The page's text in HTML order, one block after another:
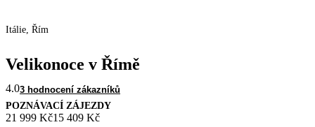
Itálie, Řím
Velikonoce v Římě
4.03 hodnocení zákazníků
POZNÁVACÍ ZÁJEZDY
21 999 Kč15 409 Kč